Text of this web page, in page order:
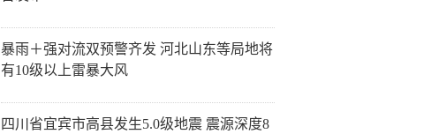
暴雨＋强对流双预警齐发 河北山东等局地将
有10级以上雷暴大风
四川省宜宾市高县发生5.0级地震 震源深度8